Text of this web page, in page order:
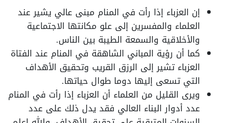
إن العزباء إذا رأت في المنام مبنى عالي يشير عند
العلماء والمفسرين إلى علو مكانتها الاجتماعية
والأخلاقية والسمعة الطيبة بين الناس.
كما أن رؤية المباني الشاهقة في المنام عند الفتاة
العزباء تشير إلى الرزق القريب وتحقيق الأهداف
التي تسعى إليها دوما طوال حياتها.
ويرى القليل من العلماء أن العزباء إذا رأت في المنام
عدد أدوار البناء العالي فقد يدل ذلك على عدد